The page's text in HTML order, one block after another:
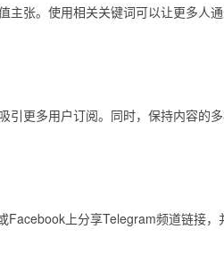
主张。使用相关关键词可以让更多人
引更多用户订阅。同时，保持内容的
Facebook上分享Telegram频道链接，